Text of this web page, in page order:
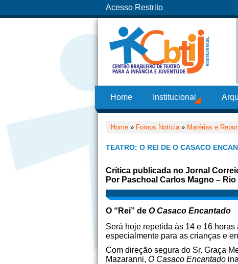
Acesso Restrito
Home Institucional
Home » Fomos Notícia» Matérias e
TEATRO: O REI DE O CASACO
Crítica publicada no Jornal
Por Paschoal Carlos Magno –
O “Rei” de O Casaco Encantado
Será hoje repetida às 14 e 16
especialmente para as crianças e
Com direção segura do Sr. Graça
Mazaranni, O Casaco Encantado